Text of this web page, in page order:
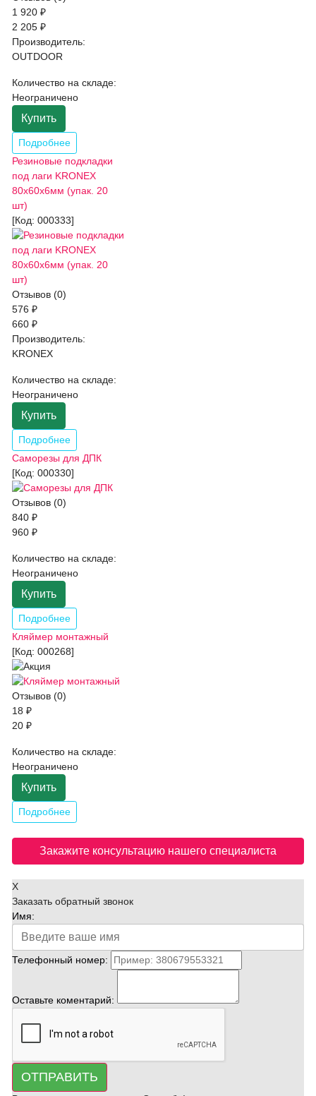
1 920 ₽
2 205 ₽
Производитель:
OUTDOOR
Количество на складе:
Неограничено
Купить
Подробнее
Резиновые подкладки
под лаги KRONEX
80х60х6мм (упак. 20
шт)
[Код: 000333]
Отзывов (0)
576 ₽
660 ₽
Производитель:
KRONEX
Количество на складе:
Неограничено
Купить
Подробнее
Саморезы для ДПК
[Код: 000330]
Отзывов (0)
840 ₽
960 ₽
Количество на складе:
Неограничено
Купить
Подробнее
Кляймер монтажный
[Код: 000268]
Отзывов (0)
18 ₽
20 ₽
Количество на складе:
Неограничено
Купить
Подробнее
Закажите консультацию нашего специалиста
X
Заказать обратный звонок
Имя:
Телефонный номер:
Оставьте коментарий:
ОТПРАВИТЬ